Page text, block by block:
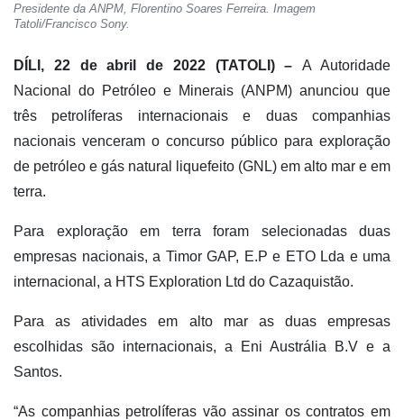
Presidente da ANPM, Florentino Soares Ferreira. Imagem
Tatoli/Francisco Sony.
DÍLI, 22 de abril de 2022 (TATOLI) – A Autoridade
Nacional do Petróleo e Minerais (ANPM) anunciou que
três petrolíferas internacionais e duas companhias
nacionais venceram o concurso público para exploração
de petróleo e gás natural liquefeito (GNL) em alto mar e em
terra.
Para exploração em terra foram selecionadas duas
empresas nacionais, a Timor GAP, E.P e ETO Lda e uma
internacional, a HTS Exploration Ltd do Cazaquistão.
Para as atividades em alto mar as duas empresas
escolhidas são internacionais, a Eni Austrália B.V e a
Santos.
“As companhias petrolíferas vão assinar os contratos em